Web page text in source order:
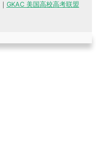
｜ GKAC 美国高校高考联盟